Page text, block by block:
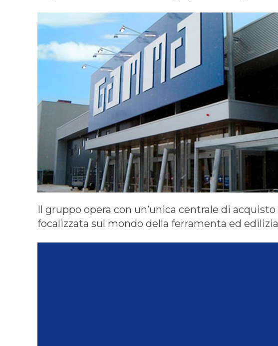
Il gruppo opera con un’unica centrale di
focalizzata sul mondo della ferramenta ed